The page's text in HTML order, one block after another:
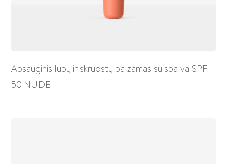
Apsauginis lūpų ir skruostų balzamas su spalva SPF
50 NUDE